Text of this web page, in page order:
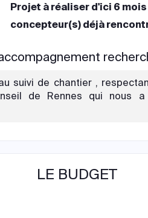
Projet à réaliser d'ici 6 mois
concepteur(s) déjà
suivi de chantier ,
de Rennes qui nous
LE BUDGET